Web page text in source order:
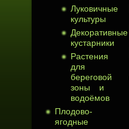
Луковичные
культуры
Декоративные
кустарники
Растения
для
береговой
зоны и
водоёмов
Плодово-
ягодные